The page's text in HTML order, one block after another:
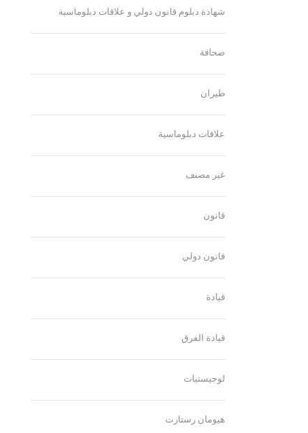
شهادة دبلوم قانون دولي و علاقات دبلوماسية
صحافة
طيران
علاقات دبلوماسية
غير مصنف
قانون
قانون دولي
قيادة
قيادة الفرق
لوجيستيات
هيومان رستارت